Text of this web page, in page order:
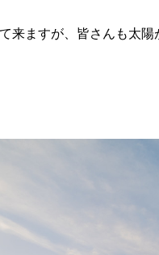
来ますが、皆さんも太